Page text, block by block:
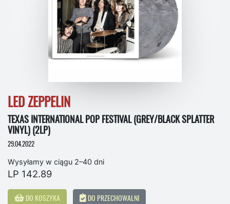
LED ZEPPELIN
TEXAS INTERNATIONAL POP FESTIVAL (GREY/BLACK SPLATTER
VINYL) (2LP)
29.04.2022
Wysyłamy w ciągu 2–40 dni
LP 142.89
DO KOSZYKA DO PRZECHOWALNI